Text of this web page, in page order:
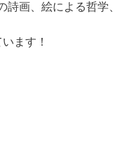
画、絵による哲学、
ます！